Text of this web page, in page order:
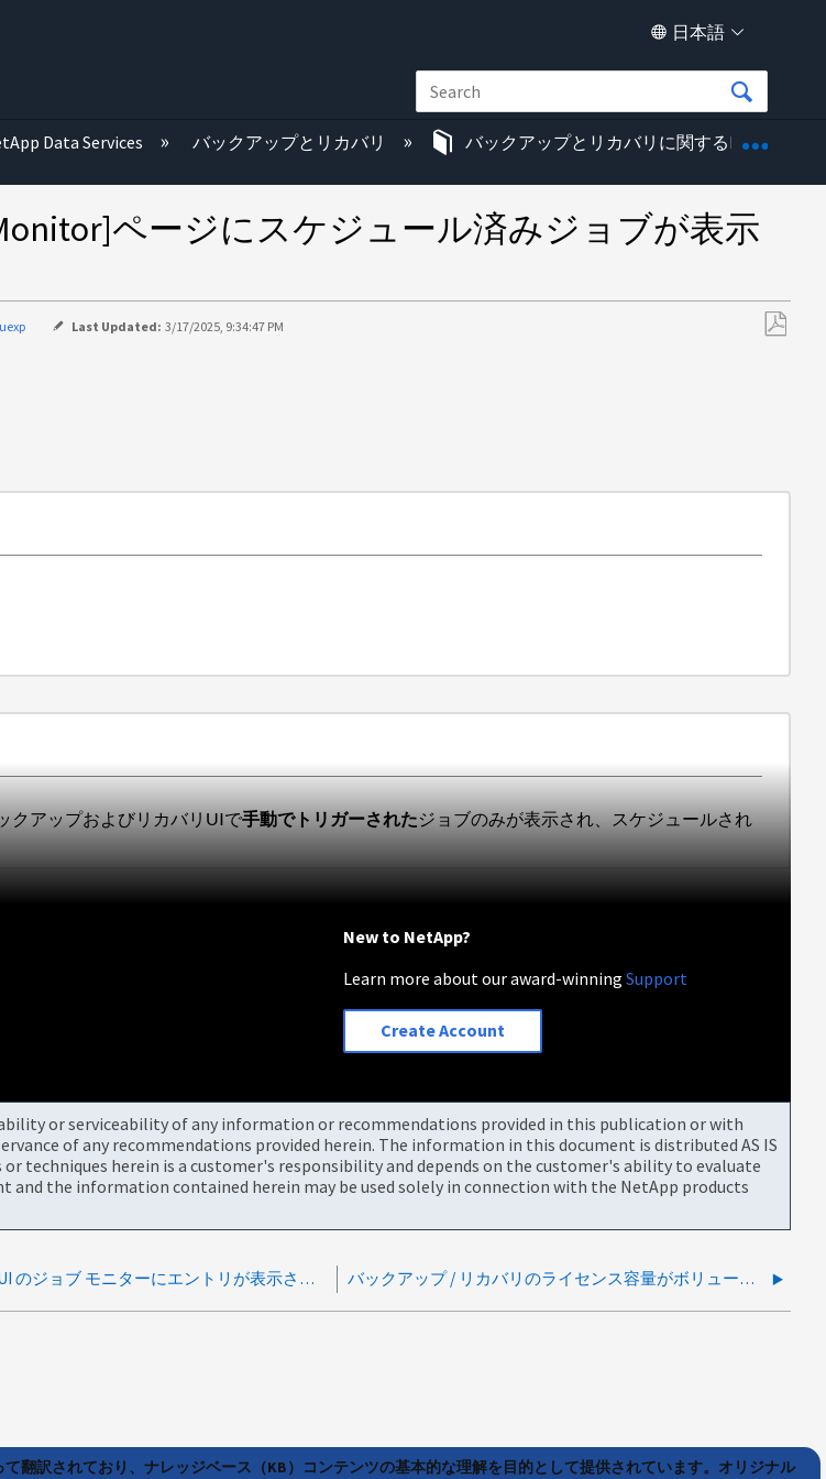
日本語
Data Services バックアップとリカバリ バックアップとリカバリに関するKB
ページにスケジュール済みジョブが表示
Last Updated: 3/17/2025, 9:34:47 PM
クアップおよびリカバリUIで手動でトリガーされたジョブのみが表示され、
スケジュールされ
New to NetApp?
Learn more about our award-winningSupport
Create Account
or serviceability of any information or recommendations provided in this publication or with
of any recommendations provided herein. The information in this document is distributed AS IS
herein is a customer's responsibility and depends on the customer's ability to evaluate
the information contained herein may be used solely in connection with the NetApp products
BlueXP CBS UI のジョブ モニターにエントリが表示されない バックアップ / リカバリのライセンス容量がボリューム ページの使用済み容量よりも大きい
翻訳されており、ナレッジベース（KB）コンテンツの基本的な理解を目的として提供されています。オリジナル